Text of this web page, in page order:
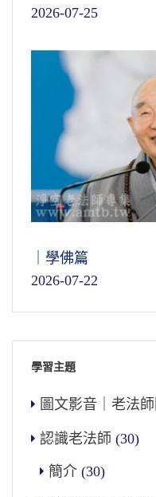
2026-07-25
｜學佛篇
2026-07-22
學習主題
圖文影音｜老法
認識老法師 (30)
簡介 (30)